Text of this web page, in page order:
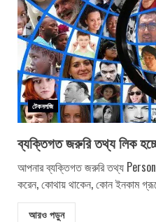
টেকনলজি
ব্যক্তিগত জরুরি তথ্য লিক
আপনার ব্যক্তিগত জরুরি তথ্য
করেন, কোথায় থাকেন, কোন ইনকাম
আরও পড়ুন